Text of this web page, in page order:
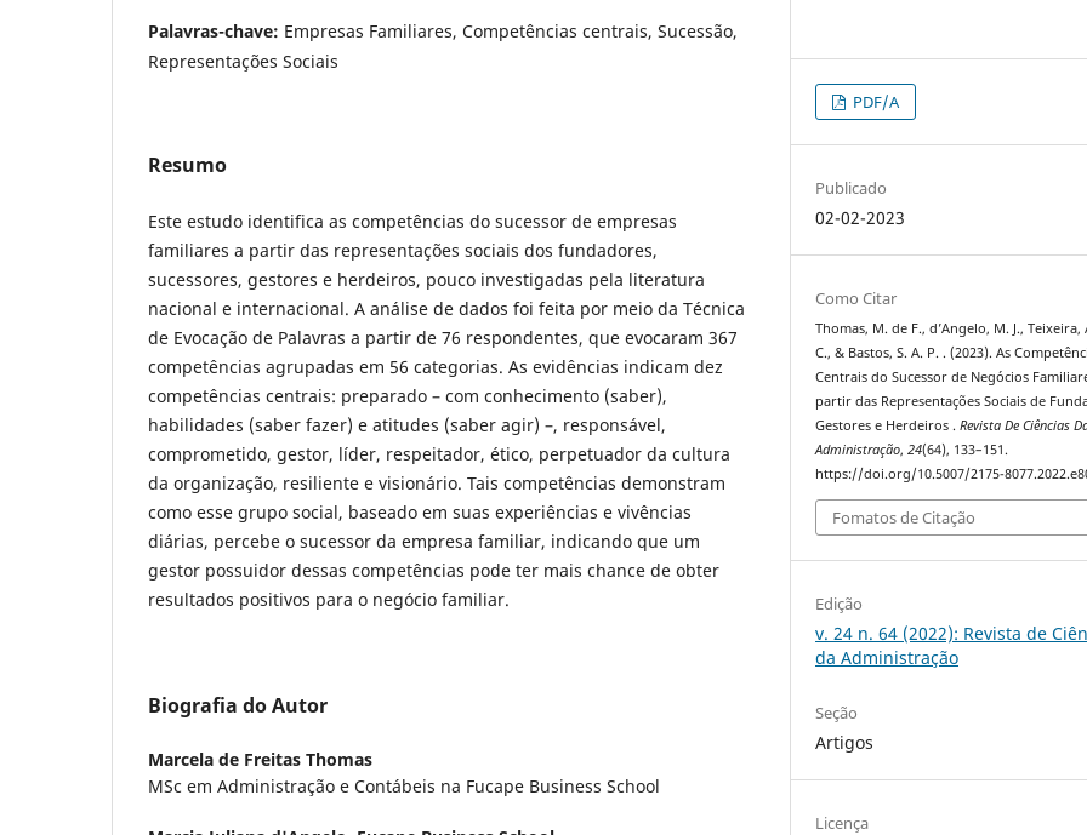
Palavras-chave: Empresas Familiares, Competências centrais, Sucessão,
Representações Sociais
Resumo
Este estudo identifica as competências do sucessor de empresas
familiares a partir das representações sociais dos fundadores,
sucessores, gestores e herdeiros, pouco investigadas pela literatura
nacional e internacional. A análise de dados foi feita por meio da Técnica
de Evocação de Palavras a partir de 76 respondentes, que evocaram 367
competências agrupadas em 56 categorias. As evidências indicam dez
competências centrais: preparado – com conhecimento (saber),
habilidades (saber fazer) e atitudes (saber agir) –, responsável,
comprometido, gestor, líder, respeitador, ético, perpetuador da cultura
da organização, resiliente e visionário. Tais competências demonstram
como esse grupo social, baseado em suas experiências e vivências
diárias, percebe o sucessor da empresa familiar, indicando que um
gestor possuidor dessas competências pode ter mais chance de obter
resultados positivos para o negócio familiar.
Biografia do Autor
Marcela de Freitas Thomas
MSc em Administração e Contábeis na Fucape Business School
PDF/A
Publicado
02-02-2023
Como Citar
Thomas, M. de F., d’Angelo, M. J., Teixeira,
C., & Bastos, S. A. P. . (2023). As
Centrais do Sucessor de Negócios
partir das Representações Sociais de
Gestores e Herdeiros .Revista De Ciências
Administração,24(64), 133–151.
https://doi.org/10.5007/2175-
Fomatos de Citação
Edição
v. 24 n. 64 (2022): Revista de
da Administração
Seção
Artigos
Licença